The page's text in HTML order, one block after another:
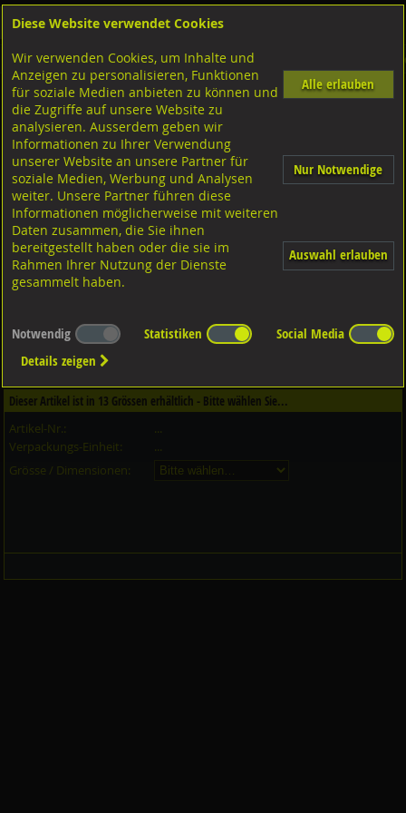
Shop Sicherungselemente Sicherungsbleche Diversen Ausführungen
mit zwei LappenStahl verzinkt, DIN463
Dieser Artikel ist in 2Qualitäten erhältlich - Bitte wählen Sie...
Qualität / Oberfläche
Dieser Artikel ist in 13 Grössen erhältlich - Bitte wählen Sie...
Artikel-Nr.:
...
Verpackungs-Einheit:
...
Grösse / Dimensionen:
Diese Website verwendet Cookies
Wir verwenden Cookies, um Inhalte und
Anzeigen zu personalisieren, Funktionen
für soziale Medien anbieten zu können und
die Zugriffe auf unsere Website zu
analysieren. Ausserdem geben wir
Informationen zu Ihrer Verwendung
unserer Website an unsere Partner für
soziale Medien, Werbung und Analysen
weiter. Unsere Partner führen diese
Informationen möglicherweise mit weiteren
Daten zusammen, die Sie ihnen
bereitgestellt haben oder die sie im
Rahmen Ihrer Nutzung der Dienste
gesammelt haben.
Alle erlauben
Nur Notwendige
Auswahl erlauben
Notwendig Statistiken
Social Media
Details zeigen